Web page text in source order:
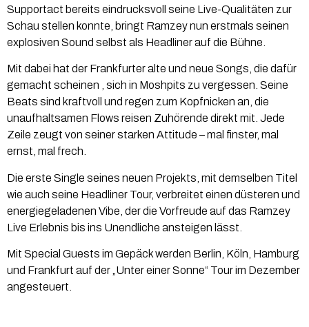
Supportact bereits eindrucksvoll seine Live-Qualitäten zur
Schau stellen konnte, bringt Ramzey nun erstmals seinen
explosiven Sound selbst als Headliner auf die Bühne.
Mit dabei hat der Frankfurter alte und neue Songs, die dafür
gemacht scheinen , sich in Moshpits zu vergessen. Seine
Beats sind kraftvoll und regen zum Kopfnicken an, die
unaufhaltsamen Flows reisen Zuhörende direkt mit. Jede
Zeile zeugt von seiner starken Attitude – mal finster, mal
ernst, mal frech.
Die erste Single seines neuen Projekts, mit demselben Titel
wie auch seine Headliner Tour, verbreitet einen düsteren und
energiegeladenen Vibe, der die Vorfreude auf das Ramzey
Live Erlebnis bis ins Unendliche ansteigen lässt.
Mit Special Guests im Gepäck werden Berlin, Köln, Hamburg
und Frankfurt auf der „Unter einer Sonne“ Tour im Dezember
angesteuert.